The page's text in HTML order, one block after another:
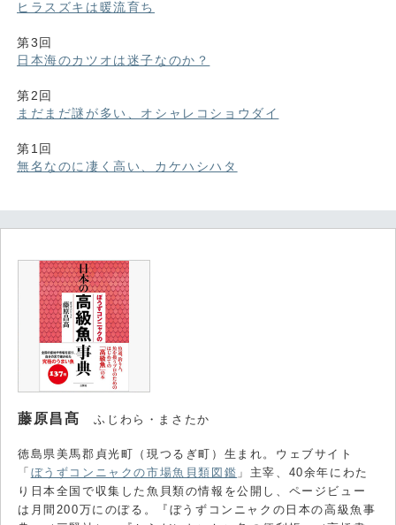
ヒラスズキは暖流育ち
第3回
日本海のカツオは迷子なのか？
第2回
まだまだ謎が多い、オシャレコショウダイ
第1回
無名なのに凄く高い、カケハシハタ
藤原昌髙 ふじわら・まさたか
徳島県美馬郡貞光町（現つるぎ町）生まれ。ウェブサイト
「 ぼうずコンニャクの市場魚貝類図鑑 」主宰、40余年にわた
り日本全国で収集した魚貝類の情報を公開し、ページビュー
は月間200万にのぼる。『ぼうずコンニャクの日本の高級魚事